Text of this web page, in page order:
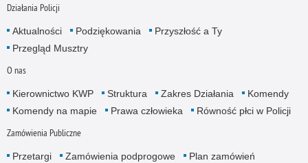
Działania Policji
Aktualności Podziękowania
Przyszłość a Ty
Przegląd Musztry
O nas
Kierownictwo KWP Struktura Zakres Działania
Komendy
Komendy na mapie
Prawa człowieka Równość płci w Policji
Zamówienia Publiczne
Przetargi Zamówienia podprogowe
Plan zamówień